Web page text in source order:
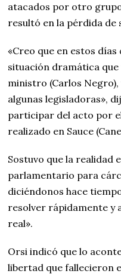
atacados por otro
resultó en la pérdida de
«Creo que en estos días
situación dramática
ministro (Carlos
algunas legisladoras»,
participar del acto por
realizado en Sauce
Sostuvo que la realidad
parlamentario para
diciéndonos hace
resolver rápidamente y
real».
Orsi indicó que lo
libertad que fallecieron